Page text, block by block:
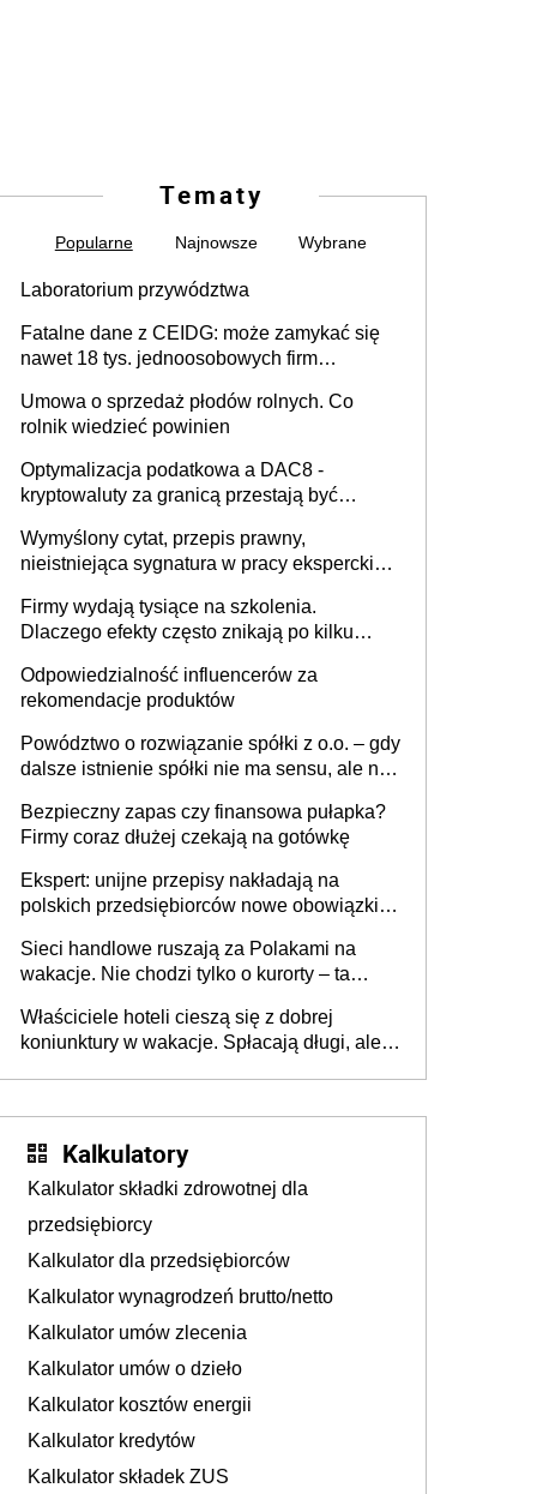
Tematy
Popularne Najnowsze Wybrane
Laboratorium przywództwa
Fatalne dane z CEIDG: może zamykać się
nawet 18 tys. jednoosobowych firm
Umowa o sprzedaż płodów rolnych. Co
rolnik wiedzieć powinien
Optymalizacja podatkowa a DAC8 -
kryptowaluty za granicą przestają być
Wymyślony cytat, przepis prawny,
nieistniejąca sygnatura w pracy eksperckiej -
firmie
Firmy wydają tysiące na szkolenia.
Dlaczego efekty często znikają po kilku
Odpowiedzialność influencerów za
rekomendacje produktów
Powództwo o rozwiązanie spółki z o.o. – gdy
dalsze istnienie spółki nie ma sensu, ale nie
Bezpieczny zapas czy finansowa pułapka?
Firmy coraz dłużej czekają na gotówkę
Ekspert: unijne przepisy nakładają na
polskich przedsiębiorców nowe obowiązki w
Sieci handlowe ruszają za Polakami na
wakacje. Nie chodzi tylko o kurorty – ta
tam, gdzie wielu spędzi urlop po cichu
Właściciele hoteli cieszą się z dobrej
koniunktury w wakacje. Spłacają długi, ale
Kalkulatory
Kalkulator składki zdrowotnej dla
przedsiębiorcy
Kalkulator dla przedsiębiorców
Kalkulator wynagrodzeń brutto/netto
Kalkulator umów zlecenia
Kalkulator umów o dzieło
Kalkulator kosztów energii
Kalkulator kredytów
Kalkulator składek ZUS